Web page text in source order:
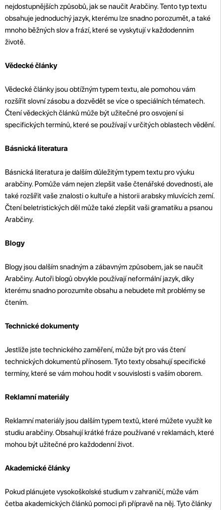
nejdostupnějších způsobů, jak se naučit Arabčiny. Tento typ textu
obsahuje jednoduchý jazyk, kterému lze snadno porozumět, a také
mnoho běžných slov a frází, které se vyskytují v každodenním
životě.
Vědecké články
Vědecké články jsou obtížným typem textu, ale pomohou vám
rozšířit slovní zásobu a dozvědět se více o speciálních tématech.
Čtení vědeckých článků může být užitečné pro osvojení si
specifických termínů, které se používají v určitých oblastech vědění.
Básnická literatura
Básnická literatura je dalším důležitým typem textu pro výuku
arabčiny. Pomůže vám nejen zlepšit vaše čtenářské dovednosti, ale
také rozšířit vaše znalosti o kultuře a historii arabsky mluvících zemí.
Čtení beletristických děl může také zlepšit vaši gramatiku a psanou
Arabčiny.
Blogy
Blogy jsou dalším snadným a zábavným způsobem, jak se naučit
Arabčiny. Autoři blogů obvykle používají neformální jazyk, díky
kterému snadno porozumíte obsahu a nebudete mít problémy se
čtením.
Technické dokumenty
Jestliže jste technického zaměření, může být pro vás čtení
technických dokumentů přínosem. Tyto texty obsahují specifické
termíny, které se vám mohou hodit v souvislosti s vaším oborem.
Reklamní materiály
Reklamní materiály jsou dalším typem textů, které můžete využít ke
studiu arabčiny. Obsahují krátké fráze používané v reklamách, které
mohou být užitečné pro každodenní život.
Akademické články
Pokud plánujete vysokoškolské studium v zahraničí, může vám
četba akademických článků pomoci při přípravě na něj. Tyto články